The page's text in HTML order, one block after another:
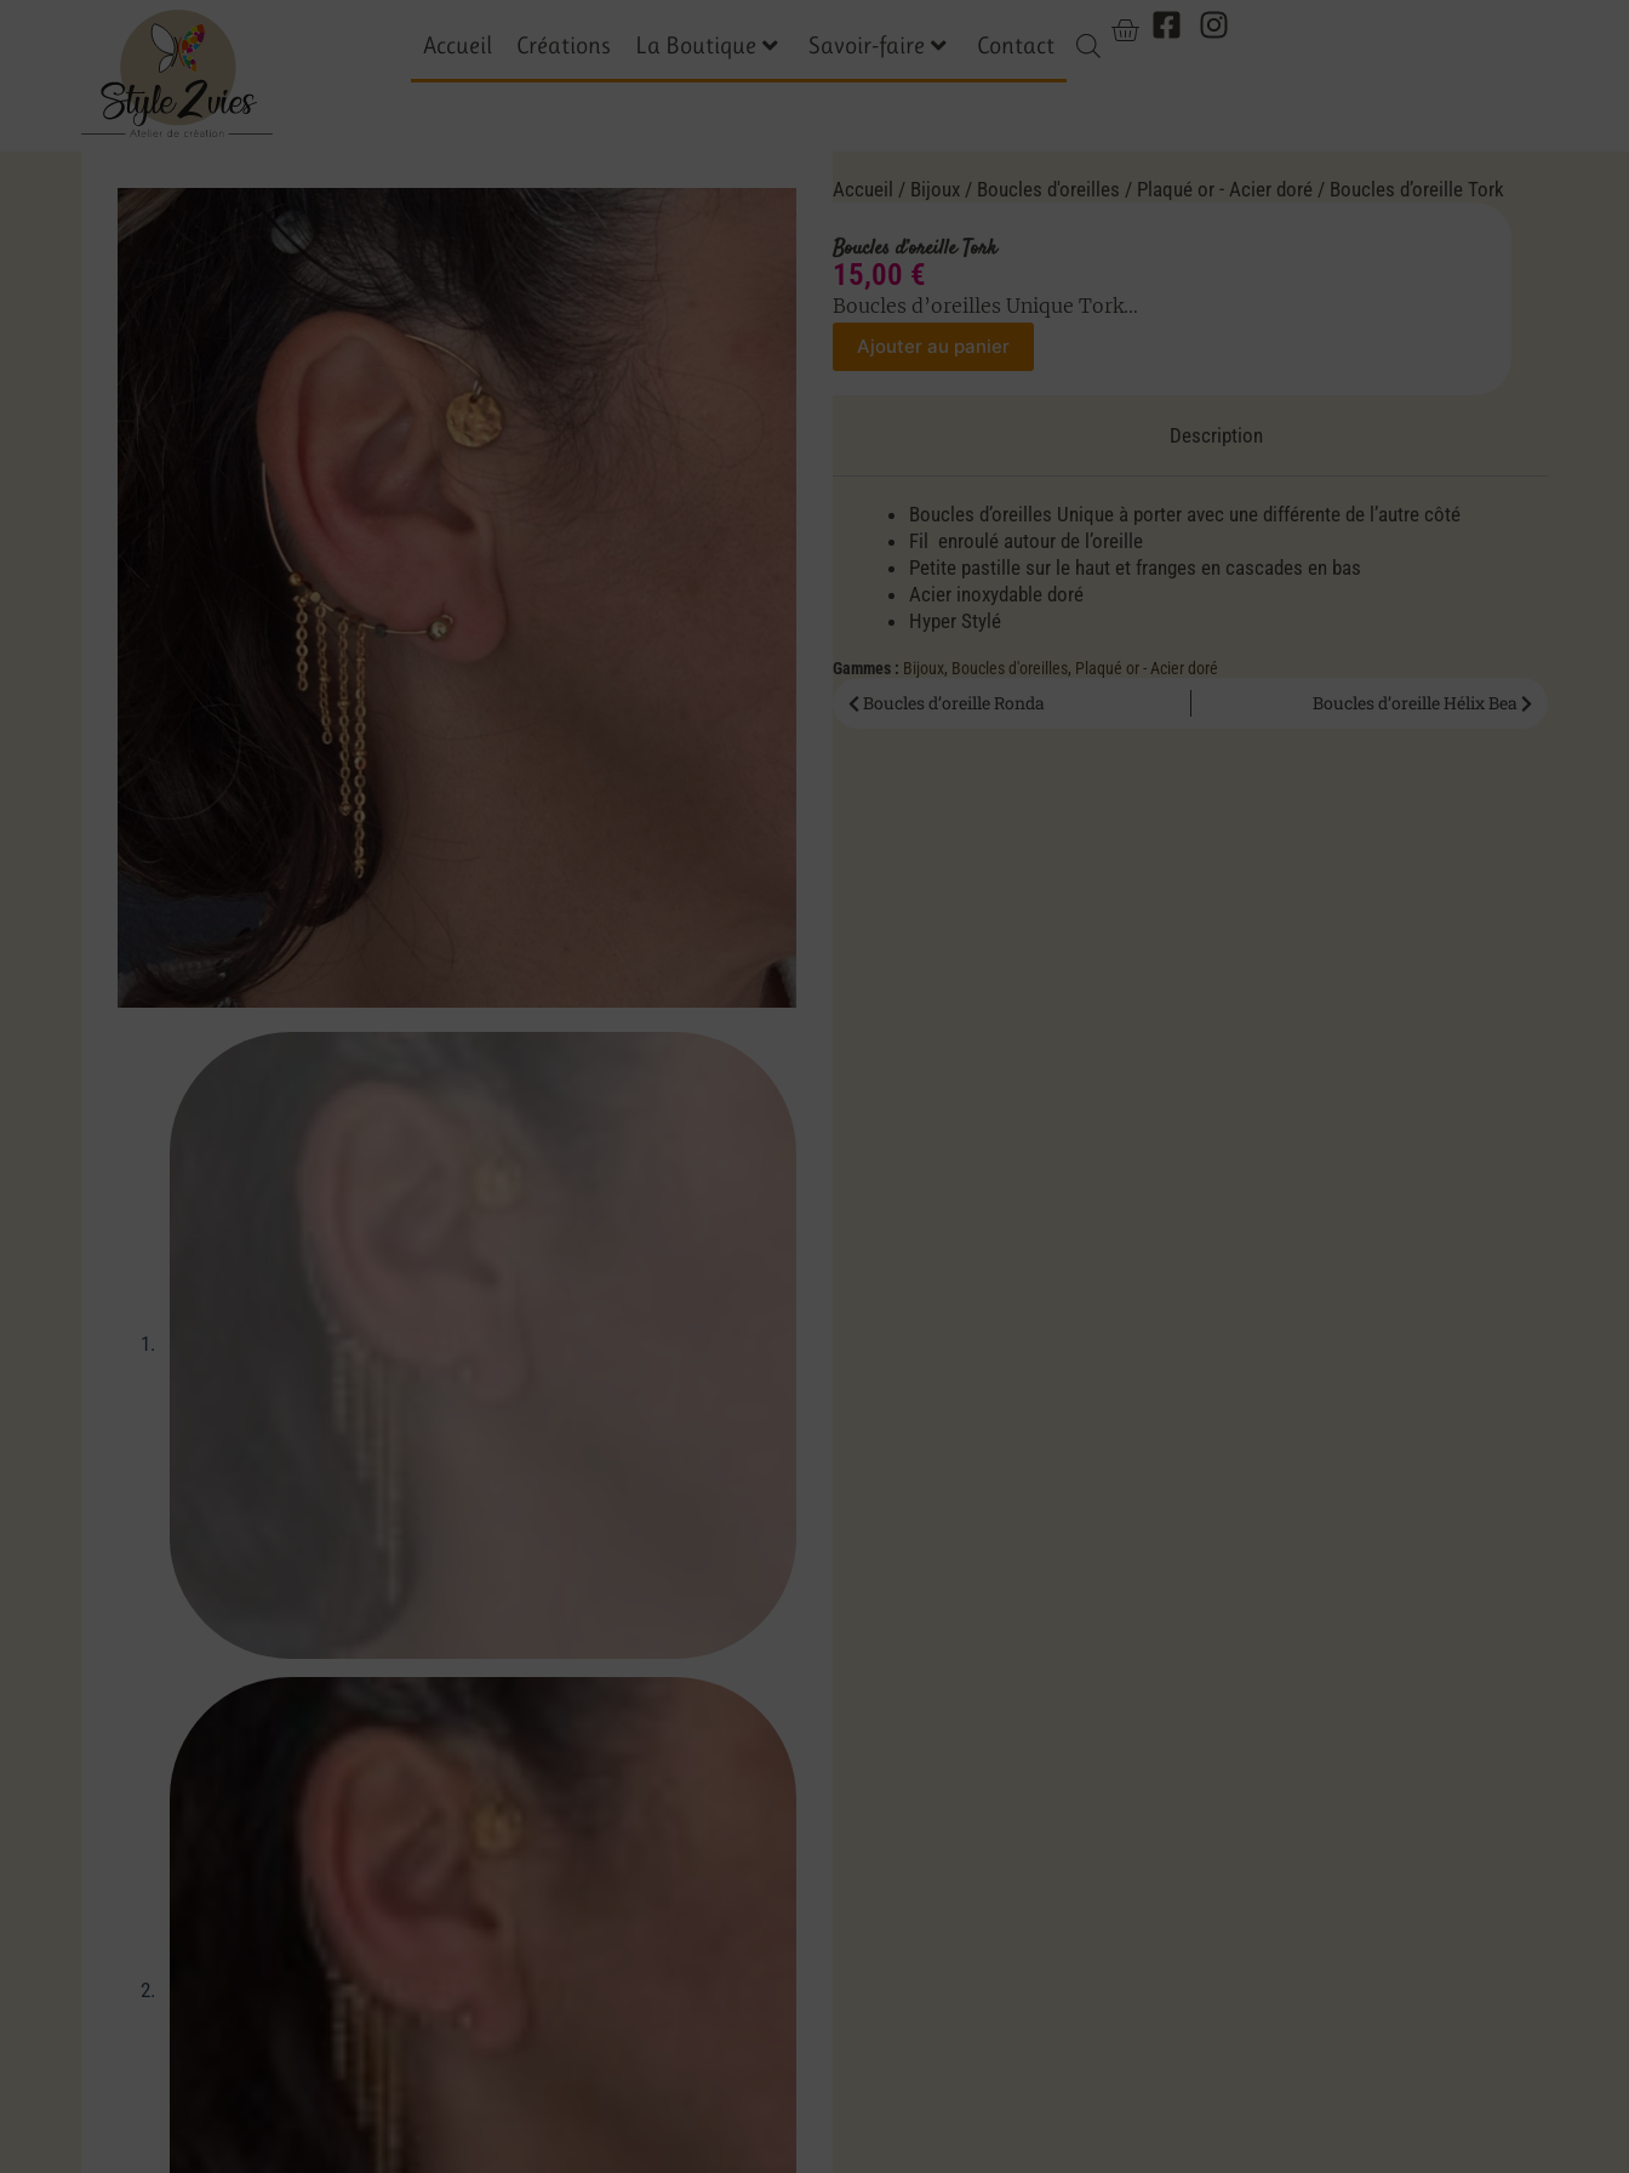
Accueil Créations La Boutique Savoir-faire Contact
Accueil / Bijoux / Boucles d'oreilles / Plaqué or - Acier doré / Boucles d’oreille Tork
Boucles d’oreille Tork
15,00 €
Boucles d’oreilles Unique Tork…
Ajouter au panier
Description
Boucles d’oreilles Unique à porter avec une différente de l’autre côté
Fil enroulé autour de l’oreille
Petite pastille sur le haut et franges en cascades en bas
Acier inoxydable doré
Hyper Stylé
Gammes : Bijoux, Boucles d'oreilles, Plaqué or - Acier doré
Boucles d’oreille Ronda Boucles d’oreille Hélix Bea